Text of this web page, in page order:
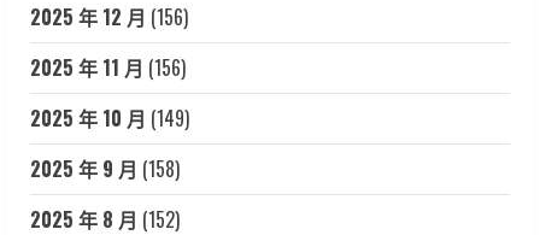
2025 年 12 月 (156)
2025 年 11 月 (156)
2025 年 10 月 (149)
2025 年 9 月 (158)
2025 年 8 月 (152)